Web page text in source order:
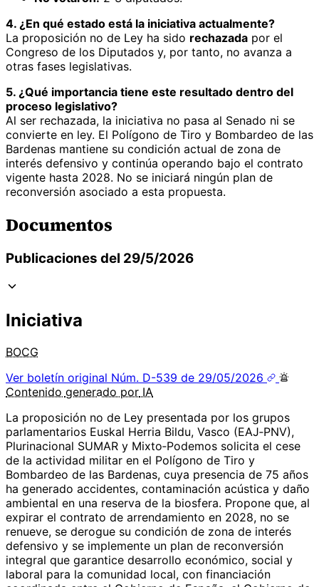
4. ¿En qué estado está la iniciativa actualmente?
La proposición no de Ley ha sido rechazada por el
Congreso de los Diputados y, por tanto, no avanza a
otras fases legislativas.
5. ¿Qué importancia tiene este resultado dentro del
proceso legislativo?
Al ser rechazada, la iniciativa no pasa al Senado ni se
convierte en ley. El Polígono de Tiro y Bombardeo de las
Bardenas mantiene su condición actual de zona de
interés defensivo y continúa operando bajo el contrato
vigente hasta 2028. No se iniciará ningún plan de
reconversión asociado a esta propuesta.
Documentos
Publicaciones del 29/5/2026
Iniciativa
BOCG
Ver boletín original Núm. D-539 de 29/05/2026
Contenido generado por IA
La proposición no de Ley presentada por los grupos
parlamentarios Euskal Herria Bildu, Vasco (EAJ‑PNV),
Plurinacional SUMAR y Mixto‑Podemos solicita el cese
de la actividad militar en el Polígono de Tiro y
Bombardeo de las Bardenas, cuya presencia de 75 años
ha generado accidentes, contaminación acústica y daño
ambiental en una reserva de la biosfera. Propone que, al
expirar el contrato de arrendamiento en 2028, no se
renueve, se derogue su condición de zona de interés
defensivo y se implemente un plan de reconversión
integral que garantice desarrollo económico, social y
laboral para la comunidad local, con financiación